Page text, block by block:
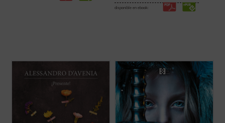
disponible en ebook:
Blanca como la nieve, roja como la sangre
Alessandro D'Avenia vuelve a narrarnos
jóvenes como solo sabe hacerlo alguien
que vive ese mundo en primera ...
En el perenne invierno de la Escandinavia
medieval, la joven Vigdis se enamora
perdidamente de Ljot, un marinero islandés
descarado, audaz en la batalla y sensible a
la poesía. La atracción es mutua, pero Ljot
se aprovecha de la ingenuidad de ...
(ver
ficha)